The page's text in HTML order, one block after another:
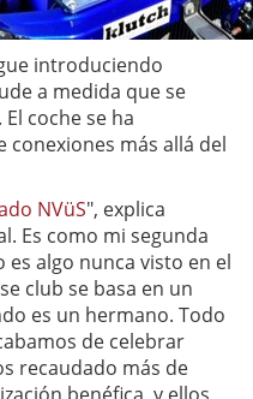
introduciendo
a medida que se
coche se ha
más allá del
NVüS", explica
Es como mi segunda
algo nunca visto en el
club se basa en un
es un hermano. Todo
de celebrar
recaudado más de